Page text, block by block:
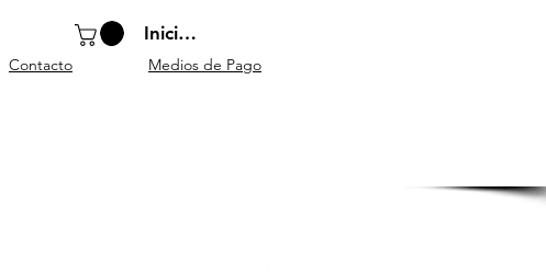
Iniciar sesión
Contacto Medios de Pago